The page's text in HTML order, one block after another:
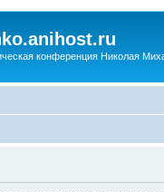
конференция Николая